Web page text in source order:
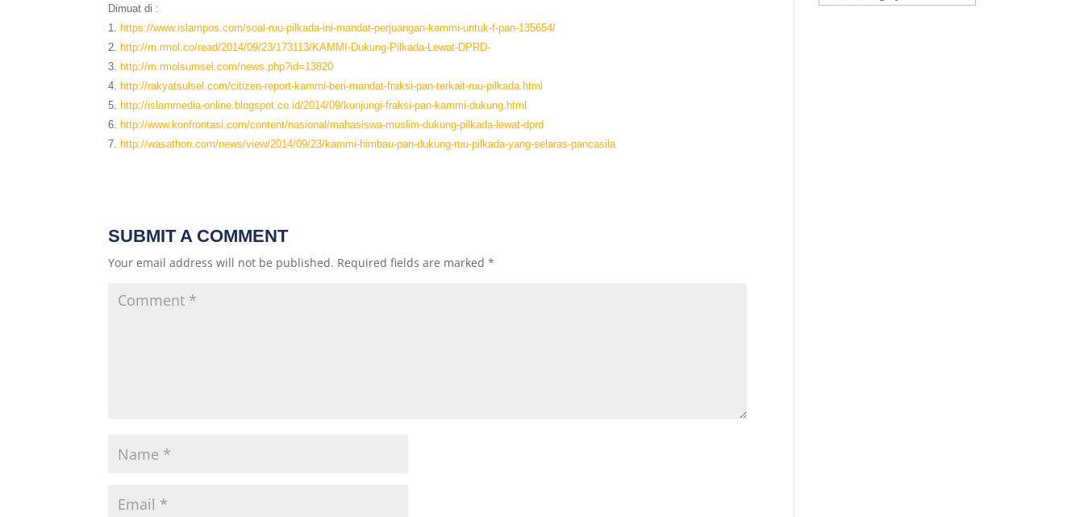
Dimuat di :
1. https://www.islampos.com/soal-ruu-pilkada-ini-mandat-perjuangan-kammi-untuk-f-pan-135654/
2. http://m.rmol.co/read/2014/09/23/173113/KAMMI-Dukung-Pilkada-Lewat-DPRD-
3. http://m.rmolsumsel.com/news.php?id=13820
4. http://rakyatsulsel.com/citizen-report-kammi-beri-mandat-fraksi-pan-terkait-ruu-pilkada.html
5. http://islammedia-online.blogspot.co.id/2014/09/kunjungi-fraksi-pan-kammi-dukung.html
6. http://www.konfrontasi.com/content/nasional/mahasiswa-muslim-dukung-pilkada-lewat-dprd
7. http://wasathon.com/news/view/2014/09/23/kammi-himbau-pan-dukung-ruu-pilkada-yang-selaras-pancasila
SUBMIT A COMMENT
Your email address will not be published. Required fields are marked*